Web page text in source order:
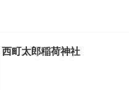
（みょうごくいん）にあります。
西町太郎稲荷神社